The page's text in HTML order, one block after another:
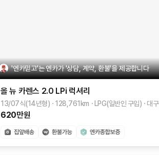
'엔카믿고'는 엔카가 '상담, 계약, 환불'을 제공합니다
올 뉴 카렌스 2.0 LPi 럭셔리
13/07식(14년형) 128,761 km LPG(일반인 구입) 대구
620만원